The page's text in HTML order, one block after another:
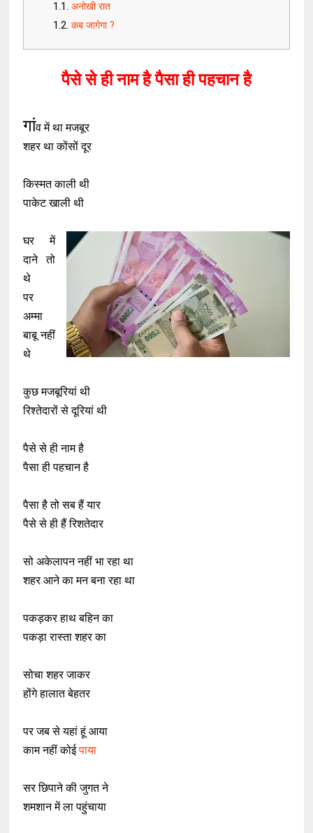
अनोखी रात
कब जागेगा ?
पैसे से ही नाम है पैसा ही पहचान है
गांव में था मजबूर
शहर था कोंसों दूर
किस्मत काली थी
पाकेट खाली थी
घर में
दाने तो
थे
पर
अम्मा
बाबू नहीं
थे
कुछ मजबूरियां थी
रिश्तेदारों से दूरियां थी
पैसे से ही नाम है
पैसा ही पहचान है
पैसा है तो सब हैं यार
पैसे से ही हैं रिशतेदार
सो अकेलापन नहीं भा रहा था
शहर आने का मन बना रहा था
पकड़कर हाथ बहिन का
पकड़ा रास्ता शहर का
सोचा शहर जाकर
होंगे हालात बेहतर
पर जब से यहां हूं आया
काम नहीं कोईपाया
सर छिपाने की जुगत ने
शमशान में ला पहुंचाया